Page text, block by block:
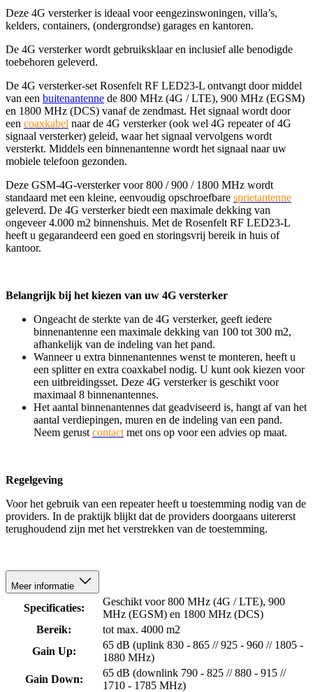
Deze 4G versterker is ideaal voor eengezinswoningen, villa’s,
kelders, containers, (ondergrondse) garages en kantoren.
De 4G versterker wordt gebruiksklaar en inclusief alle benodigde
toebehoren geleverd.
De 4G versterker-set Rosenfelt RF LED23-L ontvangt door middel
van een buitenantenne de 800 MHz (4G / LTE), 900 MHz (EGSM)
en 1800 MHz (DCS) vanaf de zendmast. Het signaal wordt door
een coaxkabel naar de 4G versterker (ook wel 4G repeater of 4G
signaal versterker) geleid, waar het signaal vervolgens wordt
versterkt. Middels een binnenantenne wordt het signaal naar uw
mobiele telefoon gezonden.
Deze GSM-4G-versterker voor 800 / 900 / 1800 MHz wordt
standaard met een kleine, eenvoudig opschroefbare sprietantenne
geleverd. De 4G versterker biedt een maximale dekking van
ongeveer 4.000 m2 binnenshuis. Met de Rosenfelt RF LED23-L
heeft u gegarandeerd een goed en storingsvrij bereik in huis of
kantoor.
Belangrijk bij het kiezen van uw 4G versterker
Ongeacht de sterkte van de 4G versterker, geeft iedere
binnenantenne een maximale dekking van 100 tot 300 m2,
afhankelijk van de indeling van het pand.
Wanneer u extra binnenantennes wenst te monteren, heeft u
een splitter en extra coaxkabel nodig. U kunt ook kiezen voor
een uitbreidingsset. Deze 4G versterker is geschikt voor
maximaal 8 binnenantennes.
Het aantal binnenantennes dat geadviseerd is, hangt af van het
aantal verdiepingen, muren en de indeling van een pand.
Neem gerust contact met ons op voor een advies op maat.
Regelgeving
Voor het gebruik van een repeater heeft u toestemming nodig van de
providers. In de praktijk blijkt dat de providers doorgaans uitererst
terughoudend zijn met het verstrekken van de toestemming.
Meer informatie
Specificaties:
Geschikt voor 800 MHz (4G / LTE), 900
MHz (EGSM) en 1800 MHz (DCS)
Bereik:
tot max. 4000 m2
Gain Up:
65 dB (uplink 830 - 865 // 925 - 960 // 1805 -
1880 MHz)
Gain Down:
65 dB (downlink 790 - 825 // 880 - 915 //
1710 - 1785 MHz)